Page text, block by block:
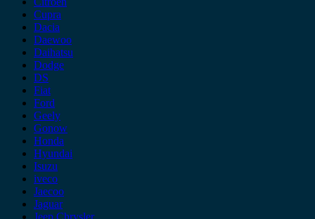
Cupra
Dacia
Daewoo
Daihatsu
Dodge
DS
Fiat
Ford
Geely
Gonow
Honda
Hyundai
Isuzu
iveco
Jaecoo
Jaguar
Jeep Chrysler